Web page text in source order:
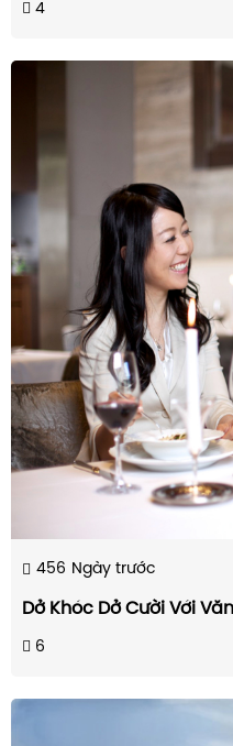
4
456 Ngày trước
Dở Khóc Dở Cười Với
6